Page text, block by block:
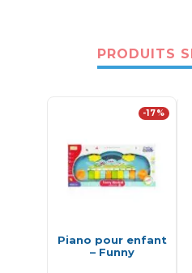
PRODUITS
-17%
Piano pour enfant
– Funny